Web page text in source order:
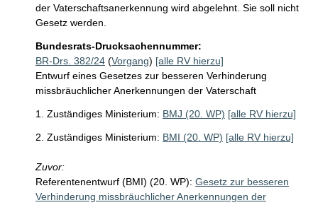
der Vaterschaftsanerkennung wird abgelehnt. Sie soll nicht
Gesetz werden.
Bundesrats-Drucksachennummer:
BR-Drs. 382/24 (Vorgang) [alle RV hierzu]
Entwurf eines Gesetzes zur besseren Verhinderung
missbräuchlicher Anerkennungen der Vaterschaft
1. Zuständiges Ministerium: BMJ (20. WP) [alle RV hierzu]
2. Zuständiges Ministerium: BMI (20. WP) [alle RV hierzu]
Zuvor:
Referentenentwurf (BMI) (20. WP): Gesetz zur besseren
Verhinderung missbräuchlicher Anerkennungen der